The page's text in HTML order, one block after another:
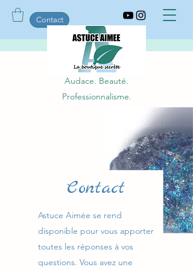
Contact
Audace. Beauté.
Professionnalisme.
Contact
Astuce Aimée se rend
disponible pour vous apporter
toutes les réponses à vos
questions. Vous avez une